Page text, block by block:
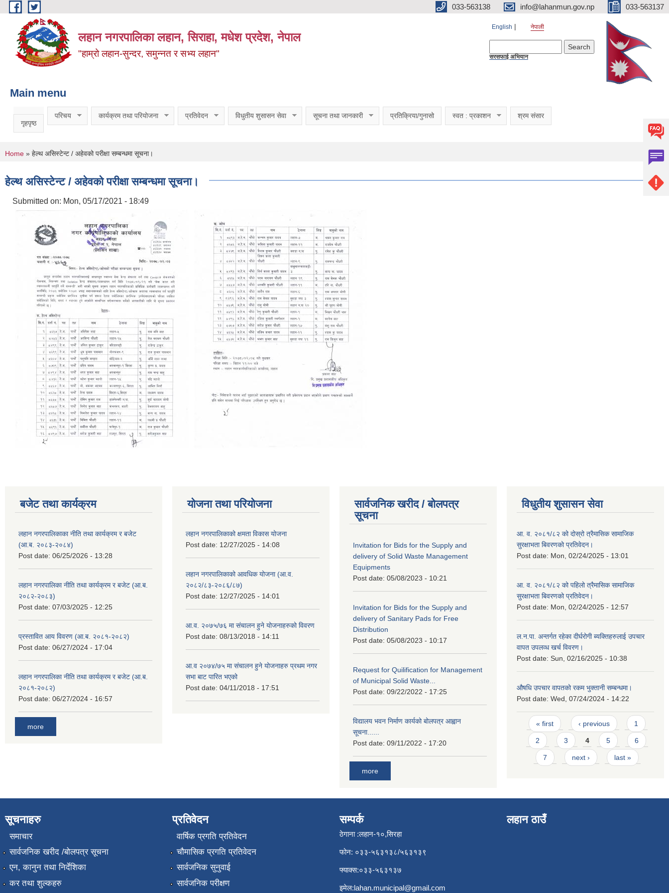
Skip to main content 033-563138 info@lahanmun.gov.np 033-563137
लहान नगरपालिका लहान, सिराहा, मधेश प्रदेश, नेपाल
"हाम्रो लहान-सुन्दर, समुन्नत र सभ्य लहान"
English नेपाली
सरसफाई अभियान
Main menu
गृहपृष्ठ
परिचय कार्यक्रम तथा परियोजना प्रतिवेदन विधुतीय शुसासन सेवा सूचना तथा जानकारी प्रतिक्रिया/गुनासो स्वत : प्रकाशन श्रम संसार
You are here
Home » हेल्थ असिस्टेन्ट / अहेवको परीक्षा सम्बन्धमा सूचना।
हेल्थ असिस्टेन्ट / अहेवको परीक्षा सम्बन्धमा सूचना।
Submitted on: Mon, 05/17/2021 - 18:49
बजेट तथा कार्यक्रम
लहान नगरपालिकाका नीति तथा कार्यक्रम र बजेट
(आ.ब. २०८३-२०८४)
Post date: 06/25/2026 - 13:28
लहान नगरपालिका नीति तथा कार्यक्रम र बजेट (आ.ब.
२०८२-२०८३)
Post date: 07/03/2025 - 12:25
प्रस्तावित आय विवरण (आ.ब. २०८१-२०८२)
Post date: 06/27/2024 - 17:04
लहान नगरपालिका नीति तथा कार्यक्रम र बजेट (आ.ब.
२०८१-२०८२)
Post date: 06/27/2024 - 16:57
more
योजना तथा परियोजना
लहान नगरपालिकाको क्षमता विकास योजना
Post date: 12/27/2025 - 14:08
लहान नगरपालिकाको आवधिक योजना (आ.व.
२०८२/८३-२०८६/८७)
Post date: 12/27/2025 - 14:01
आ.व. २०७५/७६ मा संचालन हुने योजनाहरुको विवरण
Post date: 08/13/2018 - 14:11
आ.व २०७४/७५ मा संचालन हुने योजनाहरु प्रथम नगर
सभा बाट पारित भएको
Post date: 04/11/2018 - 17:51
सार्वजनिक खरीद / बोलपत्र
सूचना
Invitation for Bids for the Supply and
delivery of Solid Waste Management
Equipments
Post date: 05/08/2023 - 10:21
Invitation for Bids for the Supply and
delivery of Sanitary Pads for Free
Distribution
Post date: 05/08/2023 - 10:17
Request for Quilification for Management
of Municipal Solid Waste...
Post date: 09/22/2022 - 17:25
विद्यालय भवन निर्माण कार्यको बोलपत्र आह्वान
सूचना......
Post date: 09/11/2022 - 17:20
more
विधुतीय शुसासन सेवा
आ. व. २०८१/८२ को दोस्रो त्रैमासिक सामाजिक
सुरक्षाभता बिवरणको प्रतिवेदन।
Post date: Mon, 02/24/2025 - 13:01
आ. व. २०८१/८२ को पहिलो त्रैमासिक सामाजिक
सुरक्षाभता बिवरणको प्रतिवेदन।
Post date: Mon, 02/24/2025 - 12:57
ल.न.पा. अन्तर्गत रहेका दीर्घरोगी ब्यक्तिहरुलाई उपचार
वापत उपलव्ध खर्च विवरण।
Post date: Sun, 02/16/2025 - 10:38
औषधि उपचार वापतको रकम भुक्तानी सम्बन्धमा।
Post date: Wed, 07/24/2024 - 14:22
Pages
« first ‹ previous 1
2 3 4 5 6
7 next › last »
सूचनाहरु
समाचार
सार्वजनिक खरीद /बोलपत्र सूचना
एन, कानुन तथा निर्देशिका
कर तथा शुल्कहरु
प्रतिवेदन
वार्षिक प्रगति प्रतिवेदन
चौमासिक प्रगति प्रतिवेदन
सार्वजनिक सुनुवाई
सार्वजनिक परीक्षण
सम्पर्क
ठेगाना :लहान-१०,सिरहा
फोन: ०३३-५६३१३८/५६३१३९
फ्याक्स:०३३-५६३१३७
इमेल:lahan.municipal@gmail.com
लहान ठाउँ